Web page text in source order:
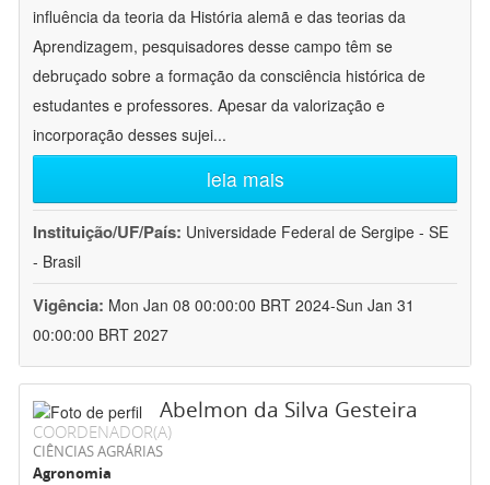
influência da teoria da História alemã e das teorias da
Aprendizagem, pesquisadores desse campo têm se
debruçado sobre a formação da consciência histórica de
estudantes e professores. Apesar da valorização e
incorporação desses sujei...
leia mais
Instituição/UF/País: Universidade Federal de Sergipe - SE
- Brasil
Vigência: Mon Jan 08 00:00:00 BRT 2024-Sun Jan 31
00:00:00 BRT 2027
Abelmon da Silva Gesteira
COORDENADOR(A)
CIÊNCIAS AGRÁRIAS
Agronomia